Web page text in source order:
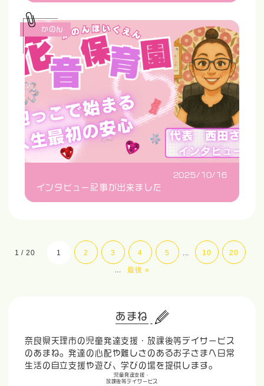
2025/10/16
インタビュー記事が出来ました
かのん
1 / 20 1 2 3 4 5 ... 10 20
... 最後 »
あまね
奈良県天理市の児童発達支援・放課後等デイサービス
のあまね。発達の心配や難しさのあるお子さまへ日常
生活の自立支援や遊び、学びの場を提供します。
児童発達支援・
放課後等デイサービス